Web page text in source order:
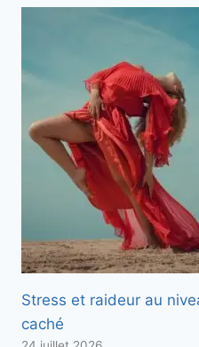
Stress et raideur au
caché